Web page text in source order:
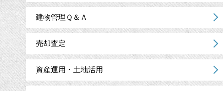
建物管理Ｑ＆Ａ
売却査定
資産運用・土地活用